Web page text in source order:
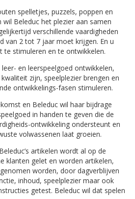
spelletjes, puzzels, poppen en
wil Beleduc het plezier aan samen
verschillende vaardigheden
van 2 tot 7 jaar moet krijgen. En u
te stimuleren en te ontwikkelen.
en leerspeelgoed ontwikkelen,
zijn, speelplezier brengen en
ontwikkelings-fasen stimuleren.
en Beleduc wil haar bijdrage
in handen te geven die de
ontwikkeling ondersteunt en
volwassenen laat groeien.
artikelen wordt al op de
klanten gelet en worden artikelen,
worden, door dagverblijven
inhoud, speelplezier maar ook
getest. Beleduc wil dat spelen